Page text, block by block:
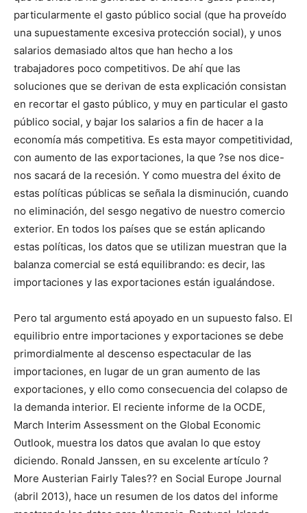
particularmente el gasto público social (que ha proveído
una supuestamente excesiva protección social), y unos
salarios demasiado altos que han hecho a los
trabajadores poco competitivos. De ahí que las
soluciones que se derivan de esta explicación consistan
en recortar el gasto público, y muy en particular el gasto
público social, y bajar los salarios a fin de hacer a la
economía más competitiva. Es esta mayor competitividad,
con aumento de las exportaciones, la que ?se nos dice-
nos sacará de la recesión. Y como muestra del éxito de
estas políticas públicas se señala la disminución, cuando
no eliminación, del sesgo negativo de nuestro comercio
exterior. En todos los países que se están aplicando
estas políticas, los datos que se utilizan muestran que la
balanza comercial se está equilibrando: es decir, las
importaciones y las exportaciones están igualándose.
Pero tal argumento está apoyado en un supuesto falso. El
equilibrio entre importaciones y exportaciones se debe
primordialmente al descenso espectacular de las
importaciones, en lugar de un gran aumento de las
exportaciones, y ello como consecuencia del colapso de
la demanda interior. El reciente informe de la OCDE,
March Interim Assessment on the Global Economic
Outlook, muestra los datos que avalan lo que estoy
diciendo. Ronald Janssen, en su excelente artículo ?
More Austerian Fairly Tales?? en Social Europe Journal
(abril 2013), hace un resumen de los datos del informe